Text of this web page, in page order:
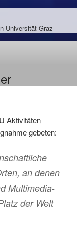
Universität Graz
Aktivitäten
gebeten:
an denen
Multimedia-
der Welt